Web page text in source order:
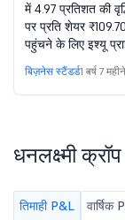
में 4.97 प्रतिशत की
पर प्रति शेयर
पहुंचने के लिए इश्यू
अधिक हो गया
बिज़नेस स्टैंडर्ड1 वर्ष 7
धनलक्ष्मी
तिमाही P&L वार्षिक